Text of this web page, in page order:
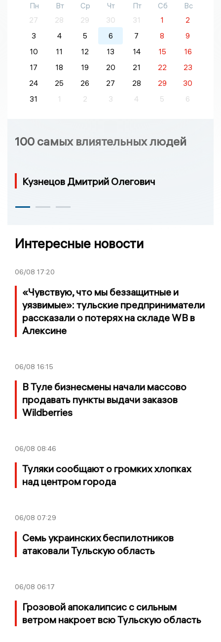
Пн Вт Ср Чт Пт Сб
Вс
27
28 29 30 31 1
2
3
4 5 6 7 8
9
10
11 12 13 14 15
16
17
18 19 20 21 22
23
24
25 26 27 28 29
30
31
1 2 3 4 5 6
100 самых влиятельных людей
Кузнецов Дмитрий Олегович
Интересные новости
06/08 17:20
«Чувствую, что мы беззащитные и
уязвимые»: тульские предприниматели
рассказали о потерях на складе WB в
Алексине
06/08 16:15
В Туле бизнесмены начали массово
продавать пункты выдачи заказов
Wildberries
06/08 08:46
Туляки сообщают о громких хлопках
над центром города
06/08 07:29
Семь украинских беспилотников
атаковали Тульскую область
06/08 06:17
Грозовой апокалипсис с сильным
ветром накроет всю Тульскую область